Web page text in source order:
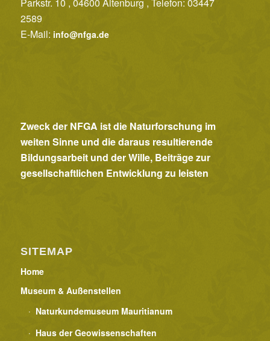
2589
E-Mail: info@nfga.de
Zweck der NFGA ist die Naturforschung im
weiten Sinne und die daraus resultierende
Bildungsarbeit und der Wille, Beiträge zur
gesellschaftlichen Entwicklung zu leisten
SITEMAP
Home
Museum & Außenstellen
Naturkundemuseum Mauritianum
Haus der Geowissenschaften